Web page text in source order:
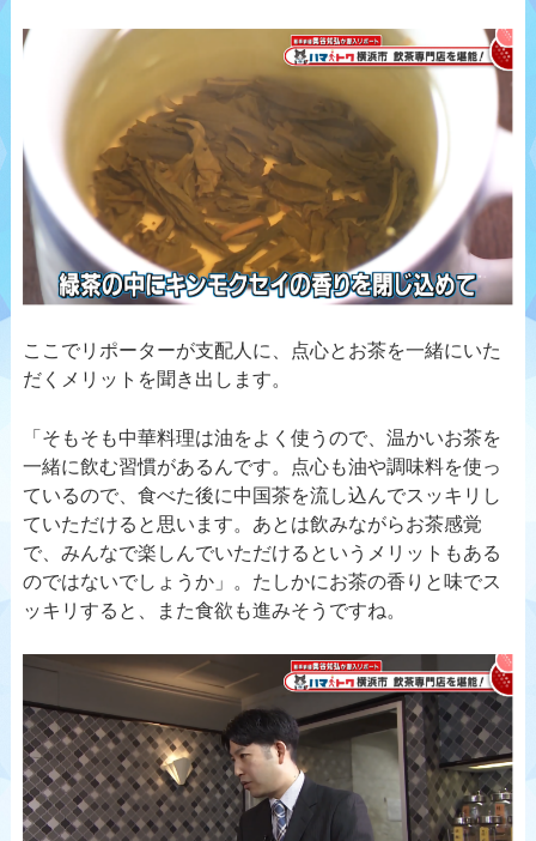
ここでリポーターが支配人に、点心とお茶を一緒にいた
だくメリットを聞き出します。
「そもそも中華料理は油をよく使うので、温かいお茶を
一緒に飲む習慣があるんです。点心も油や調味料を使っ
ているので、食べた後に中国茶を流し込んでスッキリし
ていただけると思います。あとは飲みながらお茶感覚
で、みんなで楽しんでいただけるというメリットもある
のではないでしょうか」。たしかにお茶の香りと味でス
ッキリすると、また食欲も進みそうですね。